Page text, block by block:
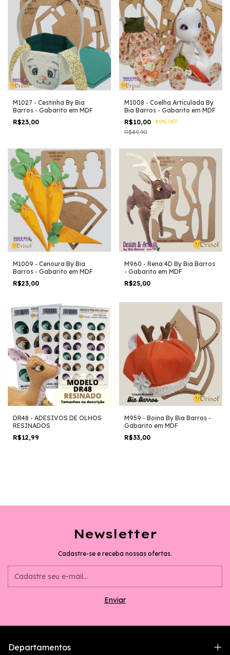
M1027 - Cestinha By Bia
Barros - Gabarito em MDF
R$23,00
M1008 - Coelha Articulada By
Bia Barros - Gabarito em MDF
R$10,00 -80% OFF
R$49,90
M1009 - Cenoura By Bia
Barros - Gabarito em MDF
R$23,00
M960 - Rena 4D By Bia Barros
- Gabarito em MDF
R$25,00
DR48 - ADESIVOS DE OLHOS
RESINADOS
R$12,99
M959 - Boina By Bia Barros -
Gabarito em MDF
R$33,00
Newsletter
Cadastre-se e receba nossas ofertas.
Departamentos